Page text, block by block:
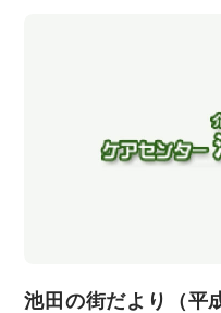
池田の街だより（平